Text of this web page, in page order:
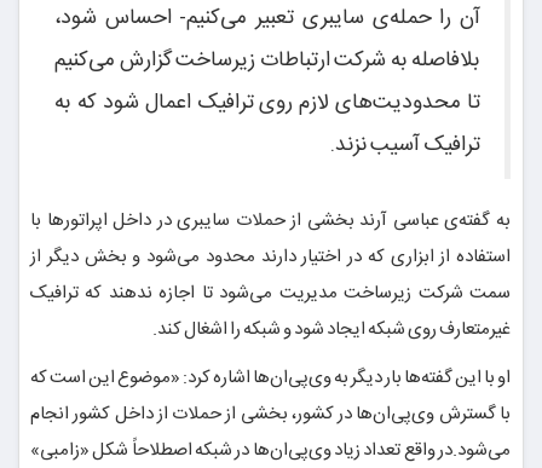
آن را حمله‌ی سایبری تعبیر می‌کنیم- احساس شود،
بلافاصله به شرکت ارتباطات زیرساخت گزارش می‌کنیم
تا محدودیت‌های لازم روی ترافیک اعمال شود که به
ترافیک آسیب نزند.
به گفته‌ی عباسی آرند بخشی از حملات سایبری در داخل اپراتورها با
استفاده از ابزاری که در اختیار دارند محدود می‌شود و بخش دیگر از
سمت شرکت زیرساخت مدیریت می‌شود تا اجازه ندهند که ترافیک
غیرمتعارف روی شبکه ایجاد شود و شبکه را اشغال کند.
او با این گفته‌ها بار دیگر به وی‌پی‌ان‌ها اشاره کرد: «موضوع این است که
با گسترش وی‌پی‌ان‌ها در کشور، بخشی از حملات از داخل کشور انجام
می‌شود.در واقع تعداد زیاد وی‌پی‌ان‌ها در شبکه اصطلاحاً شکل «زامبی»